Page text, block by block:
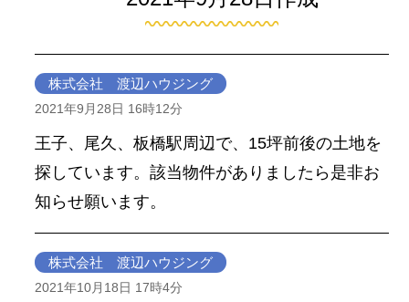
株式会社 渡辺ハウジング
2021年9月28日 16時12分
王子、尾久、板橋駅周辺で、15坪前後の土地を
探しています。該当物件がありましたら是非お
知らせ願います。
株式会社 渡辺ハウジング
2021年10月18日 17時4分